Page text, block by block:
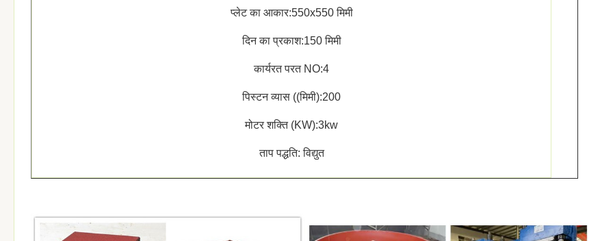
प्लेट का आकार:550x550 मिमी
दिन का प्रकाश:150 मिमी
कार्यरत परत NO:4
पिस्टन व्यास ((मिमी):200
मोटर शक्ति (KW):3kw
ताप पद्धति: विद्युत